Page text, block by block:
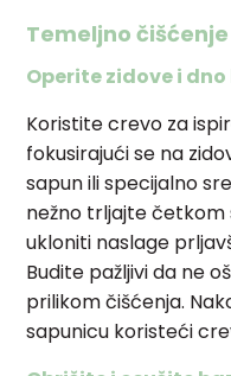
Temeljno
Operite zidove i
Koristite crevo za
fokusirajući se na
sapun ili specijalno
nežno trljajte četkom
ukloniti naslage
Budite pažljivi da ne
prilikom čišćenja.
sapunicu koristeći